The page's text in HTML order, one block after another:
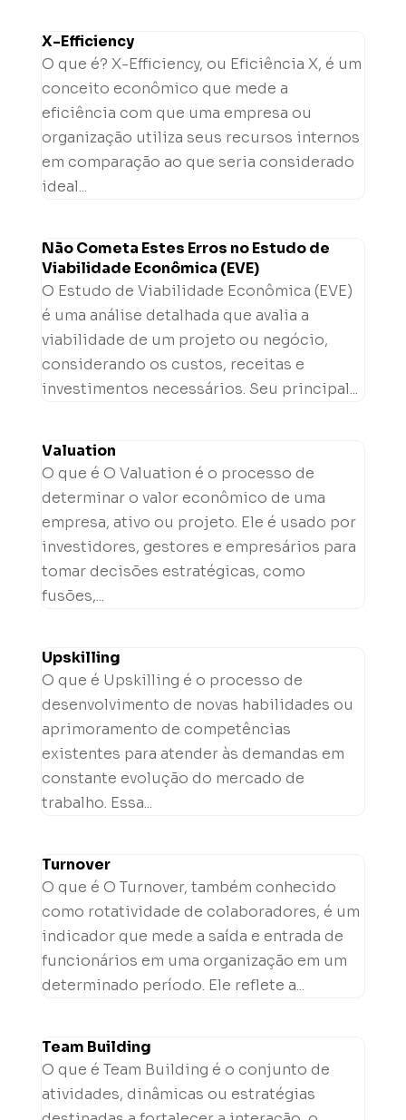
X-Efficiency
O que é? X-Efficiency, ou Eficiência X, é um
conceito econômico que mede a
eficiência com que uma empresa ou
organização utiliza seus recursos internos
em comparação ao que seria considerado
ideal...
Não Cometa Estes Erros no Estudo de
Viabilidade Econômica (EVE)
O Estudo de Viabilidade Econômica (EVE)
é uma análise detalhada que avalia a
viabilidade de um projeto ou negócio,
considerando os custos, receitas e
investimentos necessários. Seu principal...
Valuation
O que é O Valuation é o processo de
determinar o valor econômico de uma
empresa, ativo ou projeto. Ele é usado por
investidores, gestores e empresários para
tomar decisões estratégicas, como
fusões,...
Upskilling
O que é Upskilling é o processo de
desenvolvimento de novas habilidades ou
aprimoramento de competências
existentes para atender às demandas em
constante evolução do mercado de
trabalho. Essa...
Turnover
O que é O Turnover, também conhecido
como rotatividade de colaboradores, é um
indicador que mede a saída e entrada de
funcionários em uma organização em um
determinado período. Ele reflete a...
Team Building
O que é Team Building é o conjunto de
atividades, dinâmicas ou estratégias